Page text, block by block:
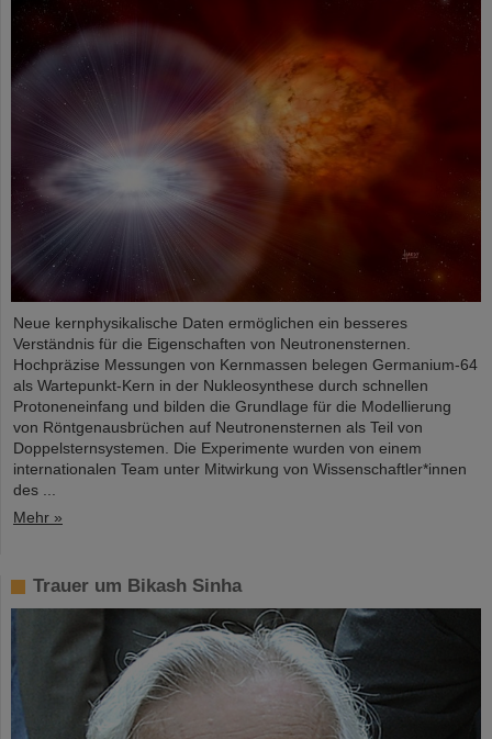
Neue kernphysikalische Daten ermöglichen ein besseres
Verständnis für die Eigenschaften von Neutronensternen.
Hochpräzise Messungen von Kernmassen belegen Germanium-64
als Wartepunkt-Kern in der Nukleosynthese durch schnellen
Protoneneinfang und bilden die Grundlage für die Modellierung
von Röntgenausbrüchen auf Neutronensternen als Teil von
Doppelsternsystemen. Die Experimente wurden von einem
internationalen Team unter Mitwirkung von Wissenschaftler*innen
des ...
Mehr »
Trauer um Bikash Sinha